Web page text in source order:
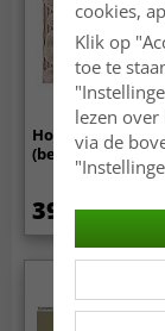
Hoogpolig
(beige)
39.99 €
cookies,
Klik op
toe te
lezen
via de